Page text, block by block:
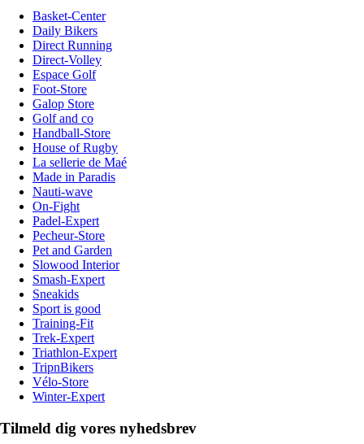
Basket-Center
Daily Bikers
Direct Running
Direct-Volley
Espace Golf
Foot-Store
Galop Store
Golf and co
Handball-Store
House of Rugby
La sellerie de Maé
Made in Paradis
Nauti-wave
On-Fight
Padel-Expert
Pecheur-Store
Pet and Garden
Slowood Interior
Smash-Expert
Sneakids
Sport is good
Training-Fit
Trek-Expert
Triathlon-Expert
TripnBikers
Vélo-Store
Winter-Expert
Tilmeld dig vores nyhedsbrev